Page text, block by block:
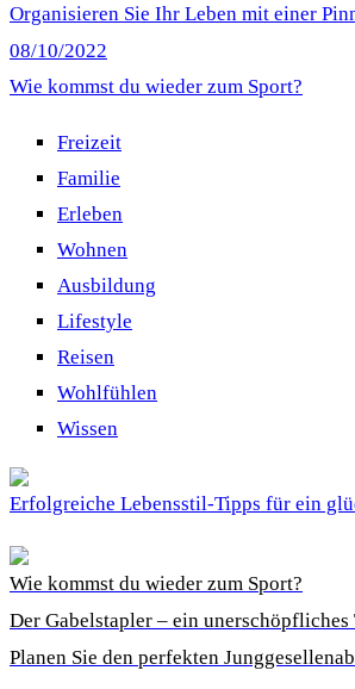
Organisieren Sie Ihr Leben mit einer
08/10/2022
Wie kommst du wieder zum Sport?
Freizeit
Familie
Erleben
Wohnen
Ausbildung
Lifestyle
Reisen
Wohlfühlen
Wissen
Erfolgreiche Lebensstil-Tipps für ein
Wie kommst du wieder zum Sport?
Der Gabelstapler – ein unerschöpfliches
Planen Sie den perfekten